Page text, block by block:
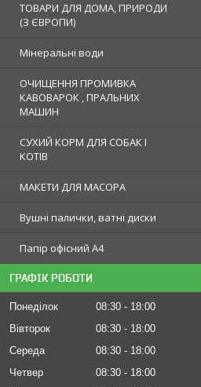
ТОВАРИ ДЛЯ ДОМА, ПРИРОДИ
(З ЄВРОПИ)
Мінеральні води
ОЧИЩЕННЯ ПРОМИВКА
КАВОВАРОК , ПРАЛЬНИХ
МАШИН
СУХИЙ КОРМ ДЛЯ СОБАК І
КОТІВ
МАКЕТИ ДЛЯ МАСОРА
Вушні палички, ватні диски
Папір офісний А4
ГРАФІК РОБОТИ
Понеділок 08:30
18:00
Вівторок
08:30
18:00
Середа
08:30
18:00
Четвер
08:30
18:00